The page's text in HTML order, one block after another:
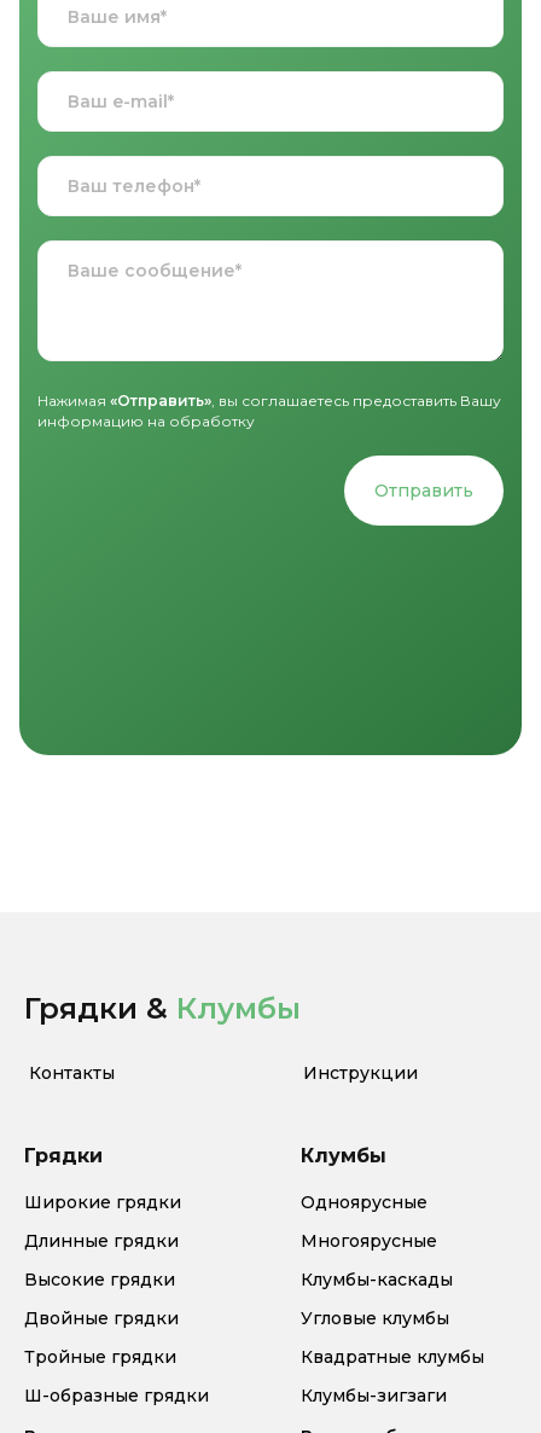
Нажимая «Отправить» , вы соглашаетесь предоставить Вашу
информацию на обработку
Отправить
Грядки & Клумбы
Контакты Инструкции
Грядки
Широкие грядки
Длинные грядки
Высокие грядки
Двойные грядки
Тройные грядки
Ш-образные грядки
Клумбы
Одноярусные
Многоярусные
Клумбы-каскады
Угловые клумбы
Квадратные клумбы
Клумбы-зигзаги